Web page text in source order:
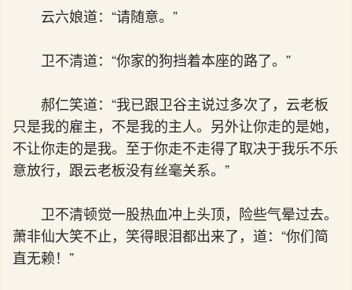
云六娘道：“请随意。”
卫不清道：“你家的狗挡着本座的路了。”
郝仁笑道：“我已跟卫谷主说过多次了，云老板
只是我的雇主，不是我的主人。另外让你走的是她，
不让你走的是我。至于你走不走得了取决于我乐不乐
意放行，跟云老板没有丝毫关系。”
卫不清顿觉一股热血冲上头顶，险些气晕过去。
萧非仙大笑不止，笑得眼泪都出来了，道：“你们简
直无赖！”